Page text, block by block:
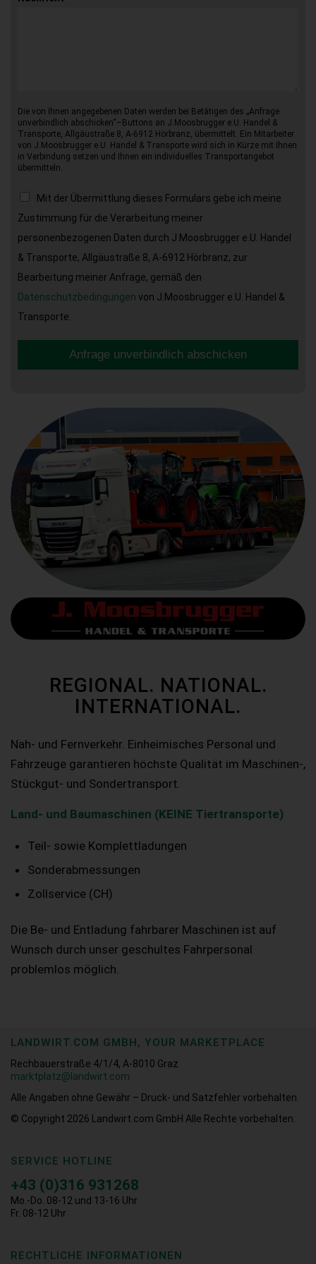
Die von Ihnen angegebenen Daten werden bei Betätigen des „Anfrage
unverbindlich abschicken“–Buttons an J.Moosbrugger e.U. Handel &
Transporte, Allgäustraße 8, A-6912 Hörbranz, übermittelt. Ein Mitarbeiter
von J.Moosbrugger e.U. Handel & Transporte wird sich in Kürze mit Ihnen
in Verbindung setzen und Ihnen ein individuelles Transportangebot
übermitteln.
Mit der Übermittlung dieses Formulars gebe ich meine
Zustimmung für die Verarbeitung meiner
personenbezogenen Daten durch J.Moosbrugger e.U. Handel
& Transporte, Allgäustraße 8, A-6912 Hörbranz, zur
Bearbeitung meiner Anfrage, gemäß den
Datenschutzbedingungen von J.Moosbrugger e.U. Handel &
Transporte.
Anfrage unverbindlich abschicken
REGIONAL. NATIONAL.
INTERNATIONAL.
Nah- und Fernverkehr. Einheimisches Personal und
Fahrzeuge garantieren höchste Qualität im Maschinen-,
Stückgut- und Sondertransport.
Land- und Baumaschinen (KEINE Tiertransporte)
Teil- sowie Komplettladungen
Sonderabmessungen
Zollservice (CH)
Die Be- und Entladung fahrbarer Maschinen ist auf
Wunsch durch unser geschultes Fahrpersonal
problemlos möglich.
LANDWIRT.COM GMBH, YOUR MARKETPLACE
Rechbauerstraße 4/1/4, A-8010 Graz
marktplatz@landwirt.com
Alle Angaben ohne Gewähr – Druck- und Satzfehler vorbehalten.
© Copyright 2026
Landwirt.com GmbH Alle Rechte vorbehalten.
SERVICE HOTLINE
+43 (0)316 931268
Mo.-Do. 08-12 und 13-16 Uhr
Fr. 08-12 Uhr
RECHTLICHE INFORMATIONEN